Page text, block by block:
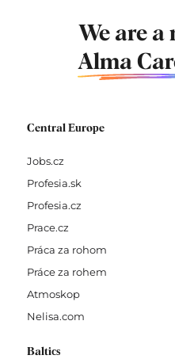
We are a
Alma
Central Europe
Jobs.cz
Profesia.sk
Profesia.cz
Prace.cz
Práca za rohom
Práce za rohem
Atmoskop
Nelisa.com
Baltics